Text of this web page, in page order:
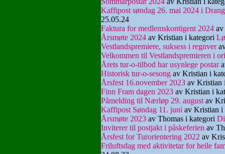
Kaffipost søndag 26. mai 2024 i
25.05.24
Faktura for medlemskontigent 2024av
Årsmøte 2024av Kristian i kategori
Vestlandspremiere, suksess i regnver
Velkommen til Vestlandspremieren i
Årets tur-o-tilbod har usynlege postar
Historisk tur-o-sesongav Kristian i
Årsfest 16.november 2023av Kristian
Finn Fram dagen 2023av Kristian i
Påmelding til Nærløp 29. augustav
Kaffipost Søndag 11. juni av Kristian
Årsmøte 2023av Thomas i kategori
Inviterer til postjakt i påskeferien av
Årsfest for Turorientering 2022 av
Friluftsdag med aktivitetar for heile